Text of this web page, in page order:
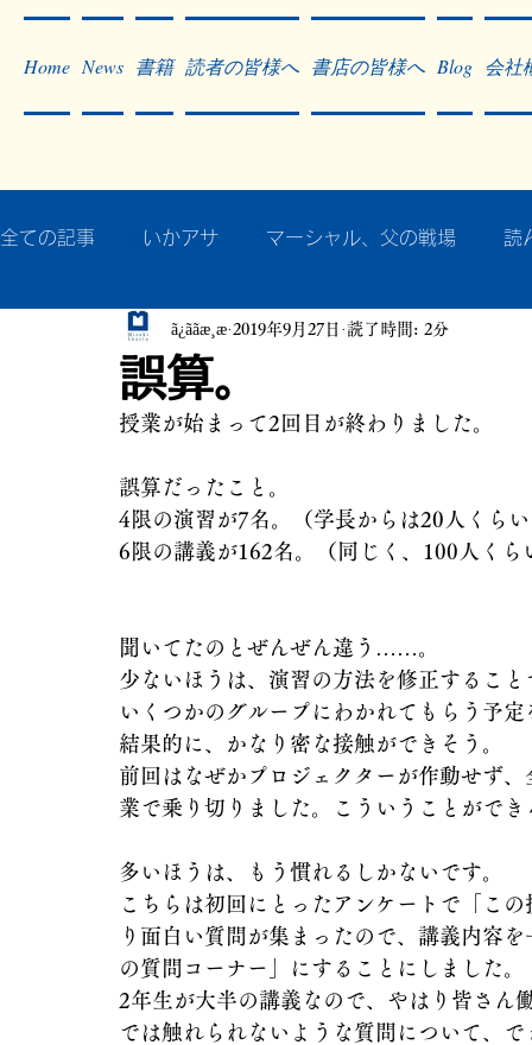
Home News 書籍 読者の皆様へ 書店の皆様へ Blog 会社
全ての記事 いかアサ マーシャル、父の戦場 読
秘蔵写真200枚でたどるアジア・太平洋戦争
作った本・作っている本 記事掲載・広告
誤算。
ã¿ããæ¸æ 2019年9月27日 読了時間: 2分
授業が始まって2回目が終わりました。
誤算だったこと。
4限の演習が7名。（学長からは20人くら
6限の講義が162名。（同じく、100人くら
聞いてたのとぜんぜん違う……。
少ないほうは、演習の方法を修正すること
いくつかのグループにわかれてもらう予
結果的に、かなり密な接触ができそう。
前回はなぜかプロジェクターが作動せず
業で乗り切りました。こういうことがで
多いほうは、もう慣れるしかないです。
こちらは初回にとったアンケートで「こ
り面白い質問が集まったので、講義内容
の質問コーナー」にすることにしました。
2年生が大半の講義なので、やはり皆さん
では触れられないような質問について、